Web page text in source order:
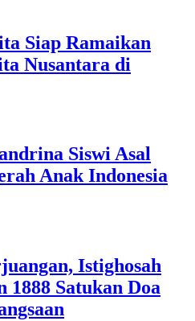
Siap Ramaikan
Nusantara di
Siswi Asal
Anak Indonesia
Istighosah
1888 Satukan Doa